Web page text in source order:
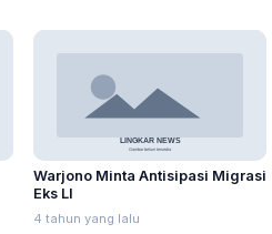
Warjono Minta Antisipasi Migrasi
Eks LI
4 tahun yang lalu